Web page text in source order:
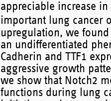
appreciable increase
important lung cancer
upregulation, we
an undifferentiated
Cadherin and TTF1
aggressive growth
we show that Notch2
functions during lung